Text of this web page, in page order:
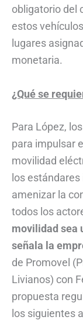
obligatorio del
estos
lugares
monetaria.
¿Qué se
Para López,
para impulsar
movilidad
los
amenizar la
todos los
movilidad sea
señala la
de Promovel
Livianos) con
propuesta
los siguientes